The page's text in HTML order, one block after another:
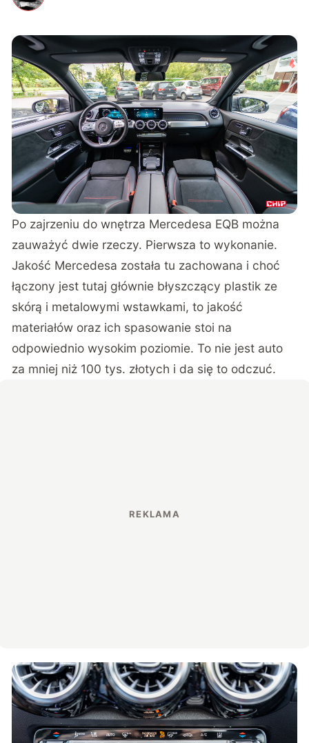
Po zajrzeniu do wnętrza Mercedesa EQB można
zauważyć dwie rzeczy. Pierwsza to wykonanie.
Jakość Mercedesa została tu zachowana i choć
łączony jest tutaj głównie błyszczący plastik ze
skórą i metalowymi wstawkami, to jakość
materiałów oraz ich spasowanie stoi na
odpowiednio wysokim poziomie. To nie jest auto
za mniej niż 100 tys. złotych i da się to odczuć.